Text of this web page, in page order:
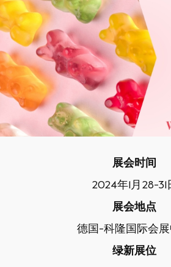
展会时间
2024年1 月 28-31
展会地点
德国 -科隆国际会
绿新展位